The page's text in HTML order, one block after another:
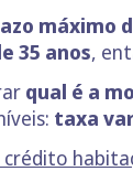
máximo
35 anos,
qual é a
taxa
crédito